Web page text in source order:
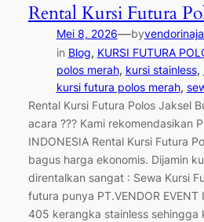
Rental Kursi Futura
Mei 8, 2026—by
in Blog, KURSI FUTURA
polos merah, kursi stainless,
kursi futura polos merah,
Rental Kursi Futura Polos Jaksel
acara ??? Kami rekomendasikan
INDONESIA Rental Kursi Futura
bagus harga ekonomis. Dijamin
direntalkan sangat : Sewa Kursi
futura punya PT.VENDOR
405 kerangka stainless sehingga